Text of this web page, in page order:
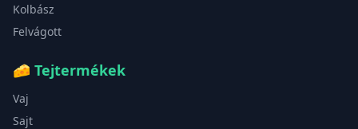
Kolbász
Felvágott
🧀 Tejtermékek
Vaj
Sajt